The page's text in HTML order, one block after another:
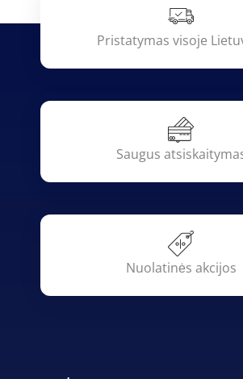
Pristatymas visoje
Saugus
Nuolatinės akcijos